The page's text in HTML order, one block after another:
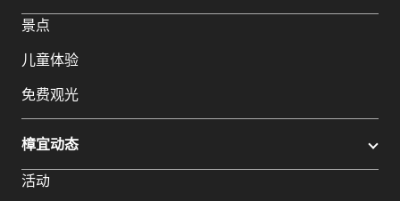
景点
儿童体验
免费观光
樟宜动态
活动